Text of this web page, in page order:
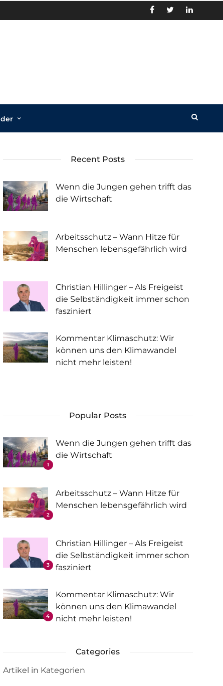
Recent Posts
Wenn die Jungen gehen trifft das
die Wirtschaft
Arbeitsschutz – Wann Hitze für
Menschen lebensgefährlich wird
Christian Hillinger – Als Freigeist
die Selbständigkeit immer schon
fasziniert
Kommentar Klimaschutz: Wir
können uns den Klimawandel
nicht mehr leisten!
Popular Posts
1
Wenn die Jungen gehen trifft das
die Wirtschaft
2
Arbeitsschutz – Wann Hitze für
Menschen lebensgefährlich wird
3
Christian Hillinger – Als Freigeist
die Selbständigkeit immer schon
fasziniert
4
Kommentar Klimaschutz: Wir
können uns den Klimawandel
nicht mehr leisten!
Categories
Artikel in Kategorien